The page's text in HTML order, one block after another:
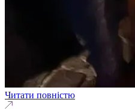
Читати повністю